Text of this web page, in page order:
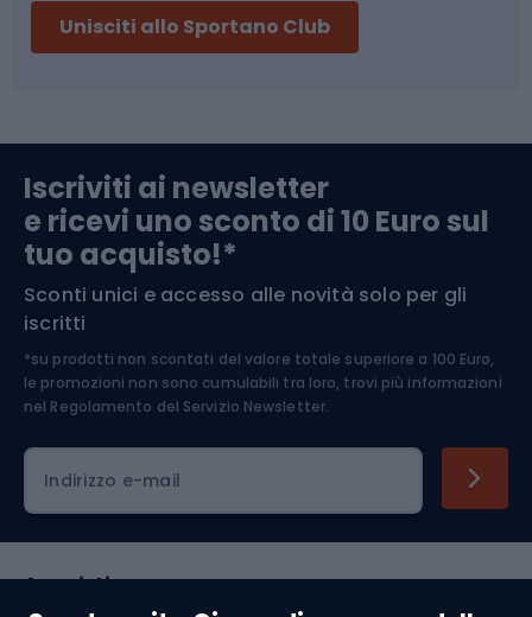
Abbigliamento da escursionismo
Componenti per biciclette
Arrampicata
Medicina dello sport
Abbigliamento ciclistico
Unisciti allo Sportano Club
Iscriviti ai newsletter
e ricevi uno sconto di 10 Euro sul
tuo acquisto!*
Sconti unici e accesso alle novità solo per gli
iscritti
*su prodotti non scontati del valore totale superiore a 100 Euro,
le promozioni non sono cumulabili tra loro, trovi più informazioni
nel Regolamento del Servizio Newsletter.
Indirizzo e-mail
Acquisti